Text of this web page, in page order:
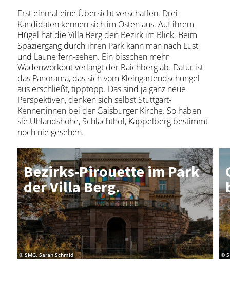
Stadtführungen
Tickets
Citytour
Übernachtung
Erlebnisse
Essen & Trinken
Wein
Automobil
Kultur
Feste & Highlights
Erst einmal eine Übersicht verschaffen. Drei
Kandidaten kennen sich im Osten aus. Auf ihrem
Hügel hat die Villa Berg den Bezirk im Blick. Beim
Spaziergang durch ihren Park kann man nach Lust
und Laune fern-sehen. Ein bisschen mehr
Wadenworkout verlangt der Raichberg ab. Dafür ist
das Panorama, das sich vom Kleingartendschungel
aus erschließt, tipptopp. Das sind ja ganz neue
Perspektiven, denken sich selbst Stuttgart-
Kenner:innen bei der Gaisburger Kirche. So haben
sie Uhlandshöhe, Schlachthof, Kappelberg bestimmt
noch nie gesehen.
© SMG, Sarah Schmid
Be­zirks-Pi­rou­et­te im Park
der Vil­la Berg.
©